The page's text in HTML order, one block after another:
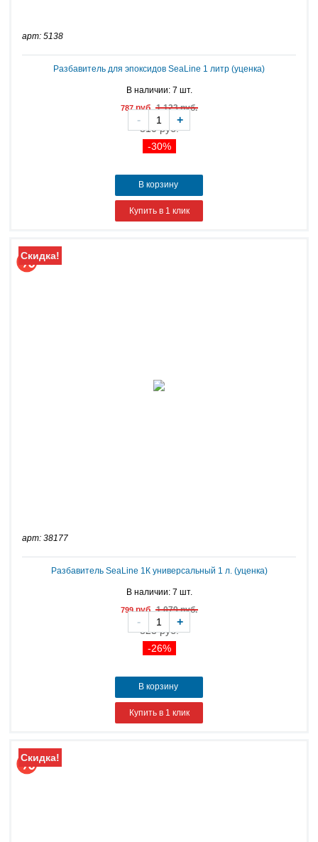
арт: 5138
Разбавитель для эпоксидов SeaLine 1 литр (уценка)
В наличии: 7 шт.
787руб.1 123 руб.
810 руб.
-30%
- +
В корзину
Купить в 1 клик
Скидка!
арт: 38177
Разбавитель SeaLine 1К универсальный 1 л. (уценка)
В наличии: 7 шт.
799руб.1 079 руб.
823 руб.
-26%
- +
В корзину
Купить в 1 клик
Скидка!